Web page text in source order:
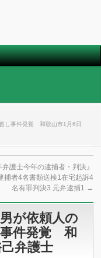
し事件発覚 和歌山市1月6日
弁護士今年の逮捕者・判決』
捕者4名書類送検1在宅起訴4
名有罪判決3.元弁逮捕1 →
が依頼人の
件発覚 和
弁護士